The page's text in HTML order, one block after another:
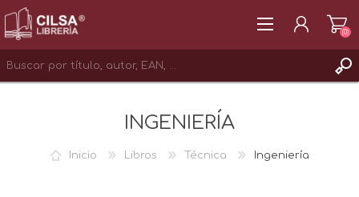
(0)
INGENIERÍA
Inicio Libros Técnica Ingeniería